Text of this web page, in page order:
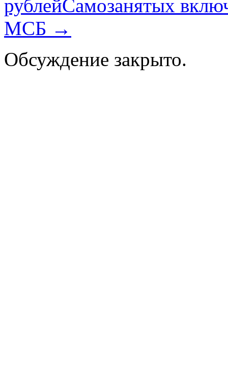
рублейСамозанятых
МСБ →
Обсуждение закрыто.